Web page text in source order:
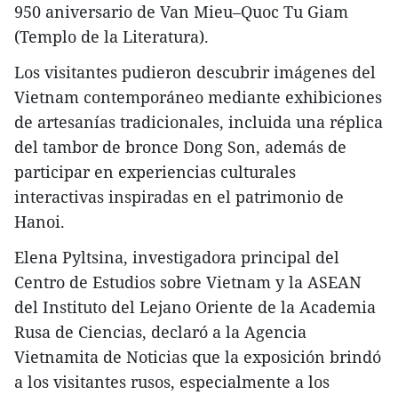
950 aniversario de Van Mieu–Quoc Tu Giam
(Templo de la Literatura).
Los visitantes pudieron descubrir imágenes del
Vietnam contemporáneo mediante exhibiciones
de artesanías tradicionales, incluida una réplica
del tambor de bronce Dong Son, además de
participar en experiencias culturales
interactivas inspiradas en el patrimonio de
Hanoi.
Elena Pyltsina, investigadora principal del
Centro de Estudios sobre Vietnam y la ASEAN
del Instituto del Lejano Oriente de la Academia
Rusa de Ciencias, declaró a la Agencia
Vietnamita de Noticias que la exposición brindó
a los visitantes rusos, especialmente a los